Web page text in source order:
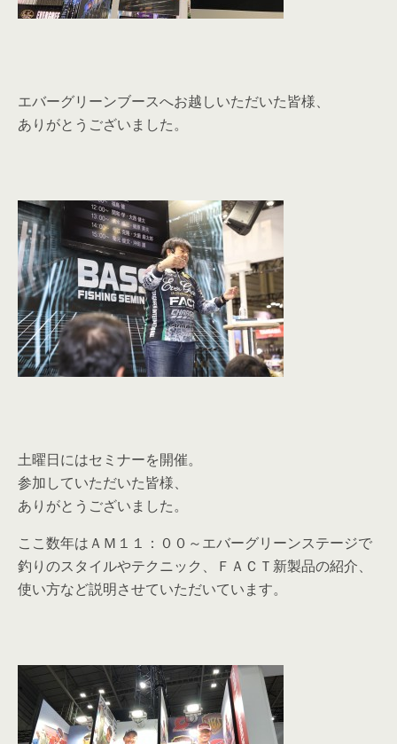
エバーグリーンブースへお越しいただいた皆様、
ありがとうございました。
土曜日にはセミナーを開催。
参加していただいた皆様、
ありがとうございました。
ここ数年はＡＭ１１：００～エバーグリーンステージで
釣りのスタイルやテクニック、ＦＡＣＴ新製品の紹介、
使い方など説明させていただいています。